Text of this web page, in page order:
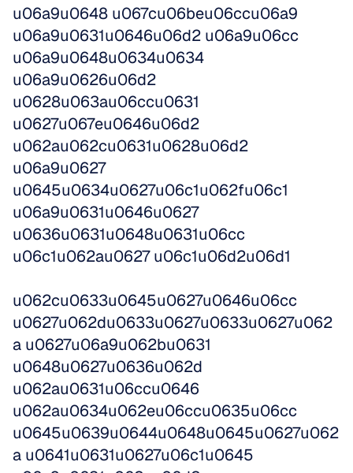
u06a9u0648 u067cu06beu06ccu06a9
u06a9u0631u0646u06d2 u06a9u06cc
u06a9u0648u0634u0634
u06a9u0626u06d2
u0628u063au06ccu0631
u0627u067eu0646u06d2
u062au062cu0631u0628u06d2
u06a9u0627
u0645u0634u0627u06c1u062fu06c1
u06a9u0631u0646u0627
u0636u0631u0648u0631u06cc
u06c1u062au0627 u06c1u06d2u06d1
u062cu0633u0645u0627u0646u06cc
u0627u062du0633u0627u0633u0627u062
a u0627u06a9u062bu0631
u0648u0627u0636u062d
u062au0631u06ccu0646
u062au0634u062eu06ccu0635u06cc
u0645u0639u0644u0648u0645u0627u062
a u0641u0631u0627u06c1u0645